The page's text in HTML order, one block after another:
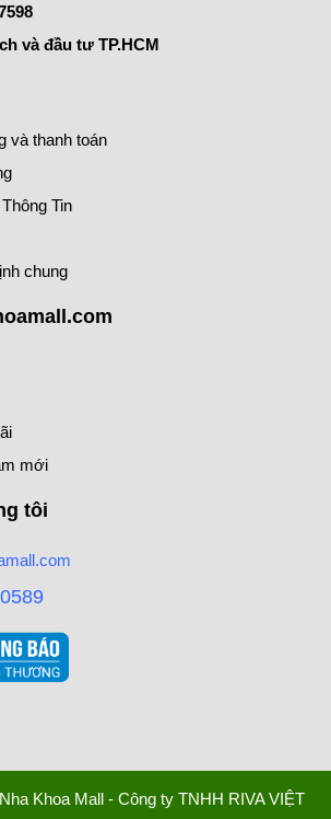
và đầu tư TP.HCM
và thanh toán
Tin
chung
mới
tôi
Khoa Mall - Công ty TNHH RIVA VIỆT